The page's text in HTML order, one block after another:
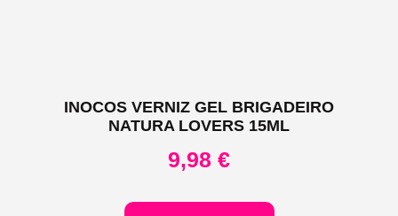
INOCOS VERNIZ GEL BRIGADEIRO
NATURA LOVERS 15ML
9,98 €